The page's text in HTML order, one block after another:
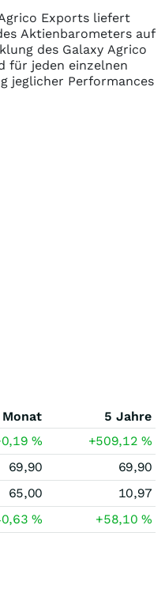
Exports liefert
Aktienbarometers auf
des Galaxy Agrico
für jeden einzelnen
jeglicher Performances
Monat
5 Jahre
% +509,12%
69,90
69,90
65,00
10,97
% +58,10%